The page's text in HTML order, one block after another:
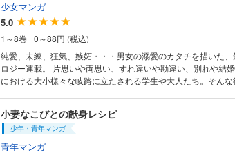
信になるやつだ。でも逆に面白いかも？と前向きにとらえたル
兜の能力を応用して、冒険者として困難なクエストをクリアし
がてルオンは「怖い」冒険者として恐れられるようになり――
の冒険者”という珍妙な異名がついた少年の物語。（本企画は「
者 ～あいつに聞かれるな・目を合わせるな・関わるな～」
（KADOKAWA）を原作としてWEBTOON作品です）
少女マンガ
5.0
1～8巻
0～88円 (税込)
純愛、未練、狂気、嫉妬・・・男女の溺愛のカタチを描いた
ロジー連載。 片思いや両思い、すれ違いや勘違い、別れや結
における大小様々な岐路に立たされる学生や大人たち。そん
原案としてwebtoon化。多彩な作家陣が描く溺愛のカタチをお
さい。
小妻なこびとの献身レシピ
少年・青年マンガ
青年マンガ